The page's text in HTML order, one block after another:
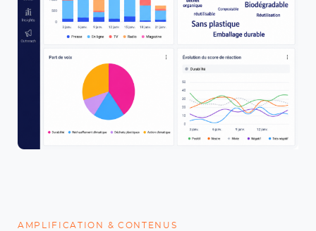
AMPLIFICATION & CONTENUS